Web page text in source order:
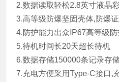
2.数据读取轻松2.8英寸液晶
3.高等级防爆坚固壳体,防爆
4.防护能力出众IP67高等级
5.待机时间长20天超长待机
6.数据存储150000条记录存储
7.充电方便采用Type-C接口,